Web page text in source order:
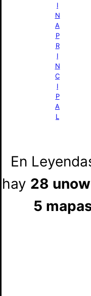
I
N
A
P
R
I
N
C
I
P
A
L
En
hay 28
5